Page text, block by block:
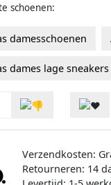
schoenen:
damesschoenen
dames lage sneakers
Verzendkosten:
Retourneren: 14